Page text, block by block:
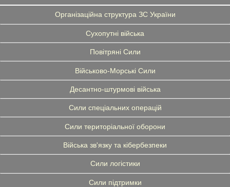
Організаційна структура ЗС України
Сухопутні війська
Повітряні Сили
Військово-Морські Сили
Десантно-штурмові війська
Сили спеціальних операцій
Сили територіальної оборони
Війська зв'язку та кібербезпеки
Сили логістики
Сили підтримки